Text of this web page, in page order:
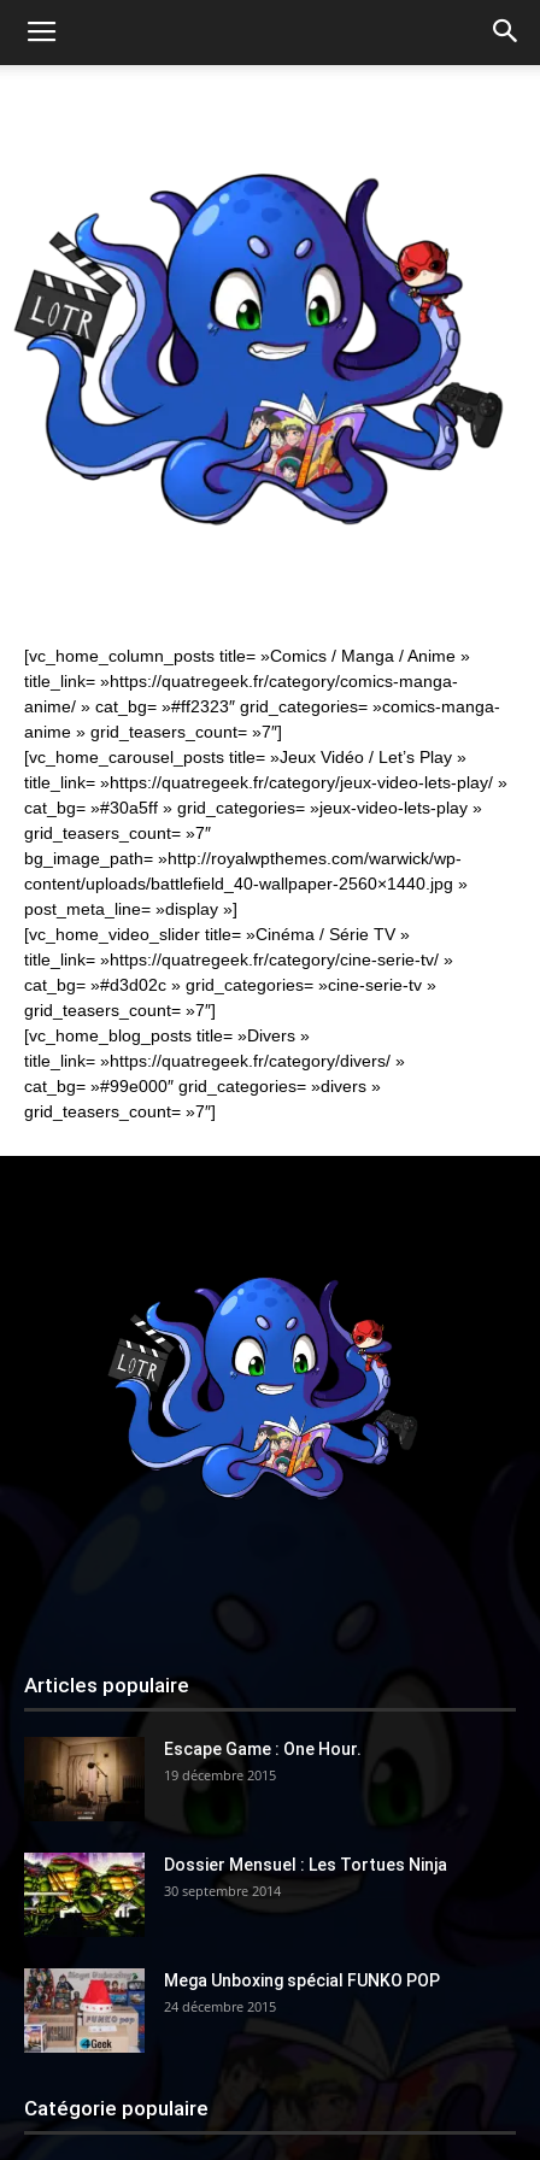
Quatregeek
[vc_home_column_posts title= »Comics / Manga / Anime »
title_link= »https://quatregeek.fr/category/comics-manga-
anime/ » cat_bg= »#ff2323″ grid_categories= »comics-manga-
anime » grid_teasers_count= »7″]
[vc_home_carousel_posts title= »Jeux Vidéo / Let’s Play »
title_link= »https://quatregeek.fr/category/jeux-video-lets-play/ »
cat_bg= »#30a5ff » grid_categories= »jeux-video-lets-play »
grid_teasers_count= »7″
bg_image_path= »http://royalwpthemes.com/warwick/wp-
content/uploads/battlefield_40-wallpaper-2560×1440.jpg »
post_meta_line= »display »]
[vc_home_video_slider title= »Cinéma / Série TV »
title_link= »https://quatregeek.fr/category/cine-serie-tv/ »
cat_bg= »#d3d02c » grid_categories= »cine-serie-tv »
grid_teasers_count= »7″]
[vc_home_blog_posts title= »Divers »
title_link= »https://quatregeek.fr/category/divers/ »
cat_bg= »#99e000″ grid_categories= »divers »
grid_teasers_count= »7″]
Articles populaire
Escape Game : One Hour.
19 décembre 2015
Dossier Mensuel : Les Tortues Ninja
30 septembre 2014
Mega Unboxing spécial FUNKO POP
24 décembre 2015
Catégorie populaire